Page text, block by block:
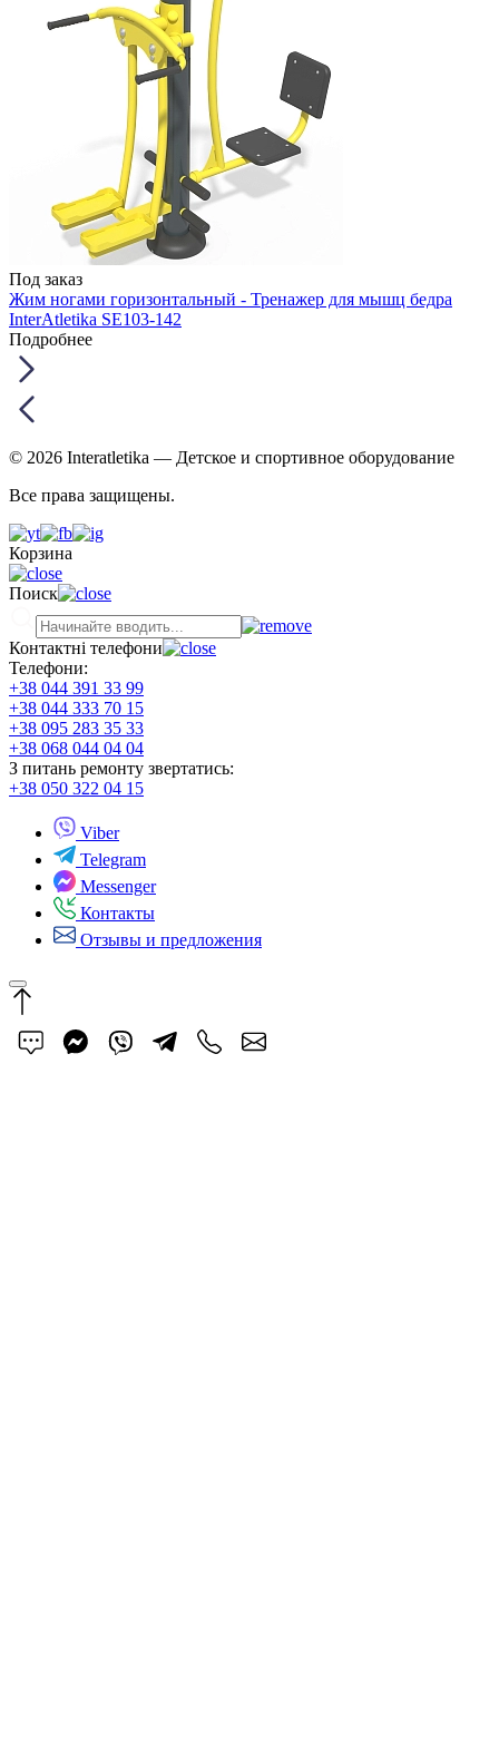
Под заказ
Жим ногами горизонтальный - Тренажер для мышц бедра
InterAtletika SE103-142
Подробнее
© 2026 Interatletika — Детское и спортивное оборудование
Все права защищены.
Корзина
Поиск
Контактні телефони
Телефони:
+38 044 391 33 99
+38 044 333 70 15
+38 095 283 35 33
+38 068 044 04 04
З питань ремонту звертатись:
+38 050 322 04 15
Viber
Telegram
Messenger
Контакты
Отзывы и предложения